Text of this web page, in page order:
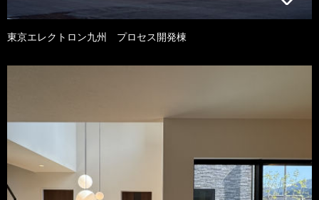
東京エレクトロン九州 プロセス開発棟